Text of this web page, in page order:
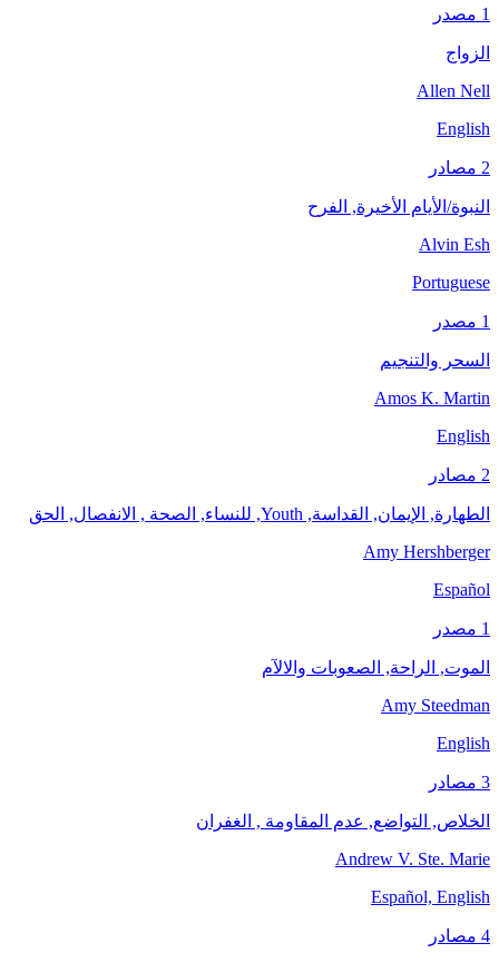
1 مصدر
الزواج
Allen Nell
English
2 مصادر
النبوة/الأيام الأخيرة, الفرح
Alvin Esh
Portuguese
1 مصدر
السحر والتنجيم
Amos K. Martin
English
2 مصادر
الطهارة, الإيمان, القداسة, Youth, للنساء, الصحة , الانفصال, الحق
Amy Hershberger
Español
1 مصدر
الموت, الراحة, الصعوبات والالآم
Amy Steedman
English
3 مصادر
الخلاص, التواضع, عدم المقاومة , الغفران
Andrew V. Ste. Marie
Español, English
4 مصادر